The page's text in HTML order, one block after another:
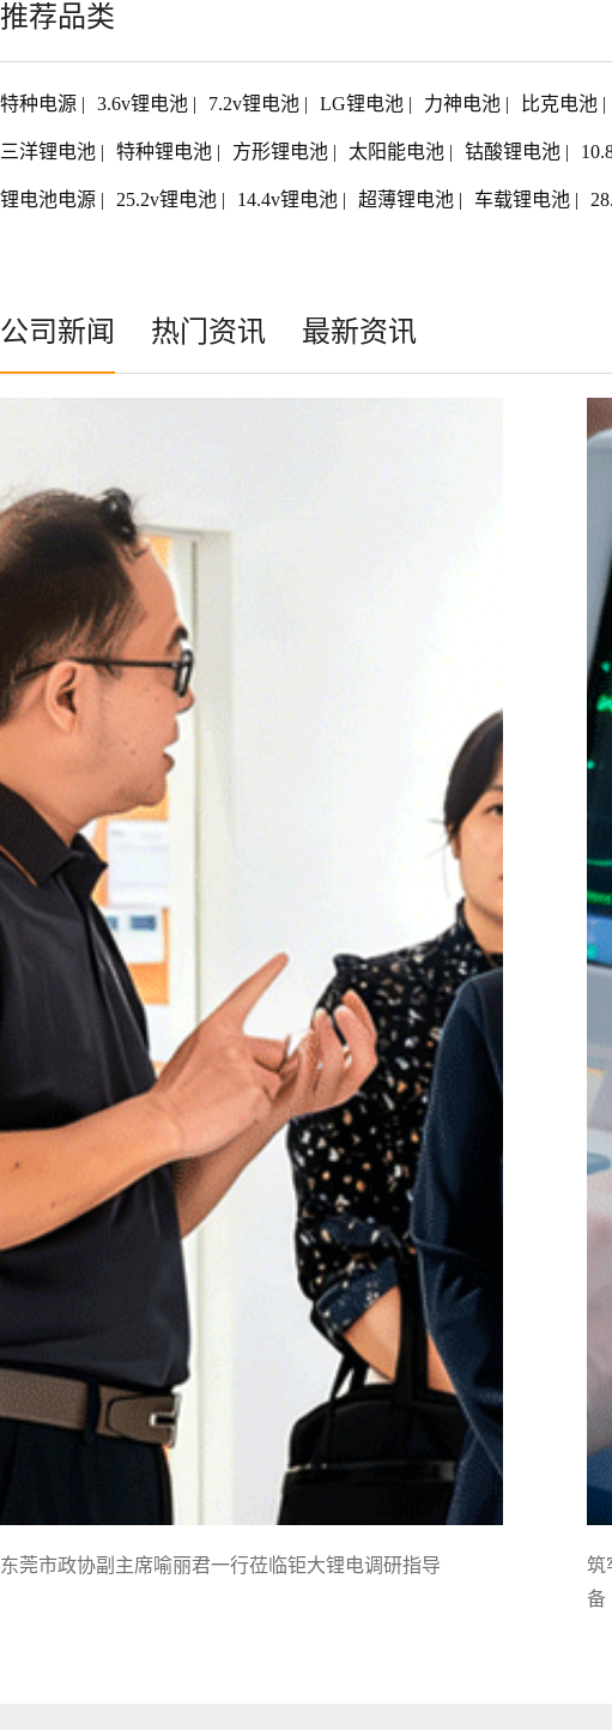
推荐品类
特种电源 | 3.6v锂电池 | 7.2v锂电池 | LG锂电池 | 力神电池 | 比克电池 |
三洋锂电池 | 特种锂电池 | 方形锂电池 | 太阳能电池 | 钴酸锂电池 |
锂电池电源 | 25.2v锂电池 | 14.4v锂电池 | 超薄锂电池 | 车载锂电池 |
公司新闻 热门资讯 最新资讯
东莞市政协副主席喻丽君一行莅临钜大锂电调研指导
筑
备